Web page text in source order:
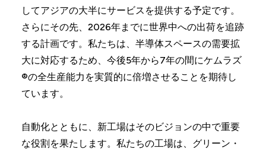
してアジアの大半にサービスを提供する予定です。
さらにその先、2026年までに世界中への出荷を追跡
する計画です。私たちは、半導体スペースの需要拡
大に対応するため、今後5年から7年の間にケムラズ
®の全生産能力を実質的に倍増させることを期待し
ています。
自動化とともに、新工場はそのビジョンの中で重要
な役割を果たします。私たちの工場は、グリーン・